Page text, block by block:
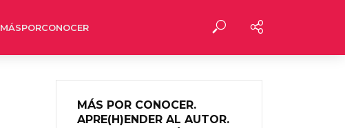
MÁSPORCONOCER
MÁS POR CONOCER.
APRE(H)ENDER AL AUTOR.